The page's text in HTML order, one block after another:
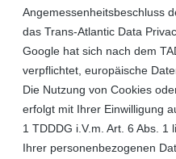
Angemessenheitsbeschluss
das Trans-Atlantic Data
Google hat sich nach dem
verpflichtet, europäische
Die Nutzung von Cookies
erfolgt mit Ihrer Einwilligung
1 TDDDG i.V.m. Art. 6 Abs. 1
Ihrer personenbezogenen